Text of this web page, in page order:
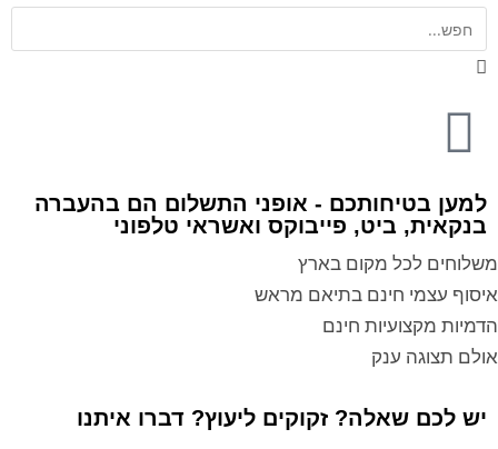
למען בטיחותכם - אופני התשלום הם בהעברה
בנקאית, ביט, פייבוקס ואשראי טלפוני
משלוחים לכל מקום בארץ
איסוף עצמי חינם בתיאם מראש
הדמיות מקצועיות חינם
אולם תצוגה ענק
יש לכם שאלה? זקוקים ליעוץ? דברו איתנו